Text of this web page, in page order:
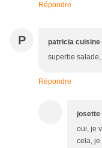
Répondre
P patricia cuisine
superbe
Répondre
josette
oui, je
cela, je